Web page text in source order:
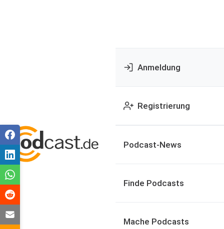
Anmeldung
Registrierung
Podcast-News
Finde Podcasts
Mache Podcasts